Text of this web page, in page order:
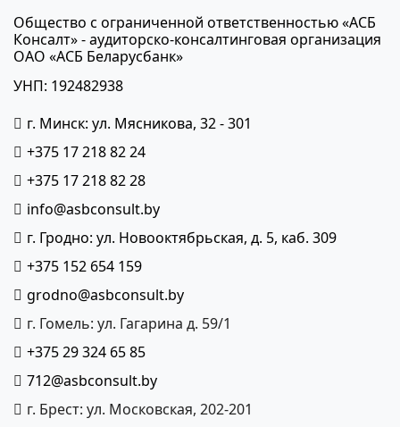
Общество с ограниченной ответственностью «АСБ
Консалт» - аудиторско-консалтинговая организация
ОАО «АСБ Беларусбанк»
УНП: 192482938
г. Минск: ул. Мясникова, 32 - 301
+375 17 218 82 24
+375 17 218 82 28
info@asbconsult.by
г. Гродно: ул. Новооктябрьская, д. 5, каб. 309
+375 152 654 159
grodno@asbconsult.by
г. Гомель: ул. Гагарина д. 59/1
+375 29 324 65 85
712@asbconsult.by
г. Брест: ул. Московская, 202-201